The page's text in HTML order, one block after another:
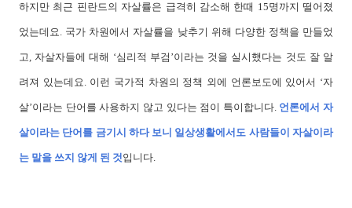
하지만 최근 핀란드의 자살률은 급격히 감소해 한때 15명까지 떨어졌
었는데요. 국가 차원에서 자살률을 낮추기 위해 다양한 정책을 만들었
고, 자살자들에 대해 ‘심리적 부검’이라는 것을 실시했다는 것도 잘 알
려져 있는데요. 이런 국가적 차원의 정책 외에 언론보도에 있어서 ‘자
살’이라는 단어를 사용하지 않고 있다는 점이 특이합니다. 언론에서 자
살이라는 단어를 금기시 하다 보니 일상생활에서도 사람들이 자살이라
는 말을 쓰지 않게 된 것입니다.